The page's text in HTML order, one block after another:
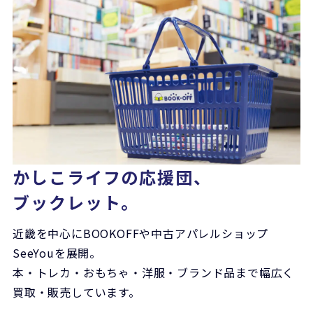
かしこライフの応援団、
ブックレット。
近畿を中心にBOOKOFFや中古アパレルショップ
SeeYouを展開。
本・トレカ・おもちゃ・洋服・ブランド品まで幅広く
買取・販売しています。